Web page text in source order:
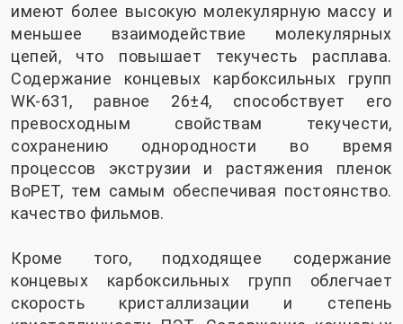
имеют более высокую молекулярную массу и
меньшее взаимодействие молекулярных
цепей, что повышает текучесть расплава.
Содержание концевых карбоксильных групп
WK-631, равное 26±4, способствует его
превосходным свойствам текучести,
сохранению однородности во время
процессов экструзии и растяжения пленок
BoPET, тем самым обеспечивая постоянство.
качество фильмов.
Кроме того, подходящее содержание
концевых карбоксильных групп облегчает
скорость кристаллизации и степень